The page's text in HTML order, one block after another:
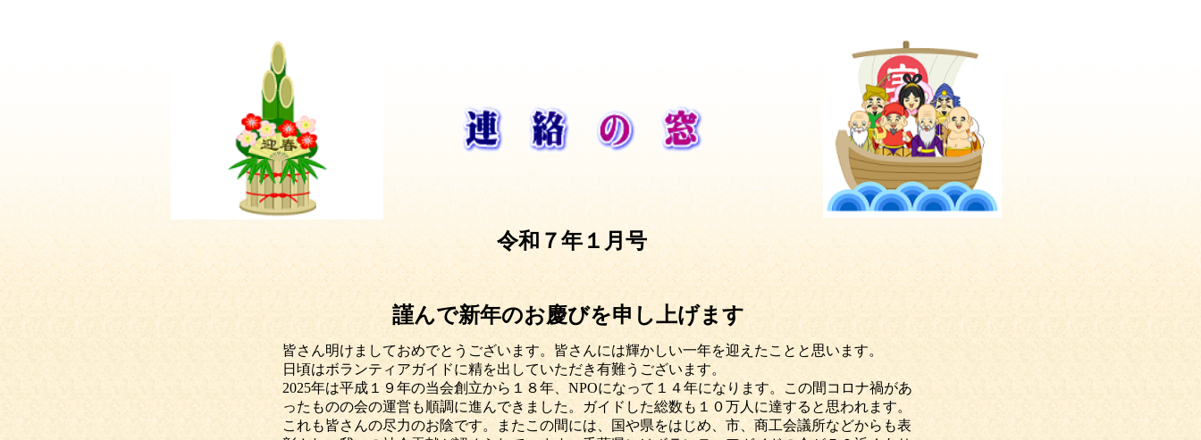
令和７年１月号
謹んで新年のお慶びを申し上げます
皆さん明けましておめでとうございます。皆さんには輝かしい一年を迎えたことと思います。
日頃はボランティアガイドに精を出していただき有難うございます。
2025年は平成１９年の当会創立から１８年、NPOになって１４年になります。この間コロナ禍があ
ったものの会の運営も順調に進んできました。ガイドした総数も１０万人に達すると思われます。
これも皆さんの尽力のお陰です。またこの間には、国や県をはじめ、市、商工会議所などからも表